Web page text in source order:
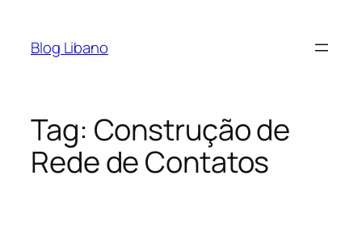
Blog Libano
Tag: Construção de
Rede de Contatos